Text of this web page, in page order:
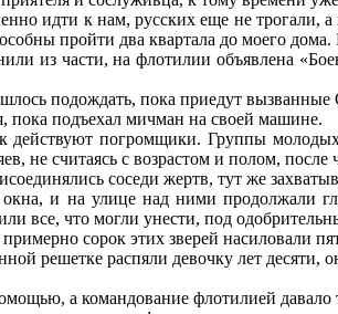
идти к нам, русских еще не трогали, а
пройти два квартала до моего
из части, на флотилии объявлена
подождать, пока приедут
пока подъехал мичман на своей машине.
погромщики. Группы молодых
не считаясь с возрастом и полом, после
соседи жертв, тут же
и на улице над ними продолжали
все, что могли унести, под
сорок этих зверей насиловали
решетке распяли девочку лет десяти,
а командование флотилией давало